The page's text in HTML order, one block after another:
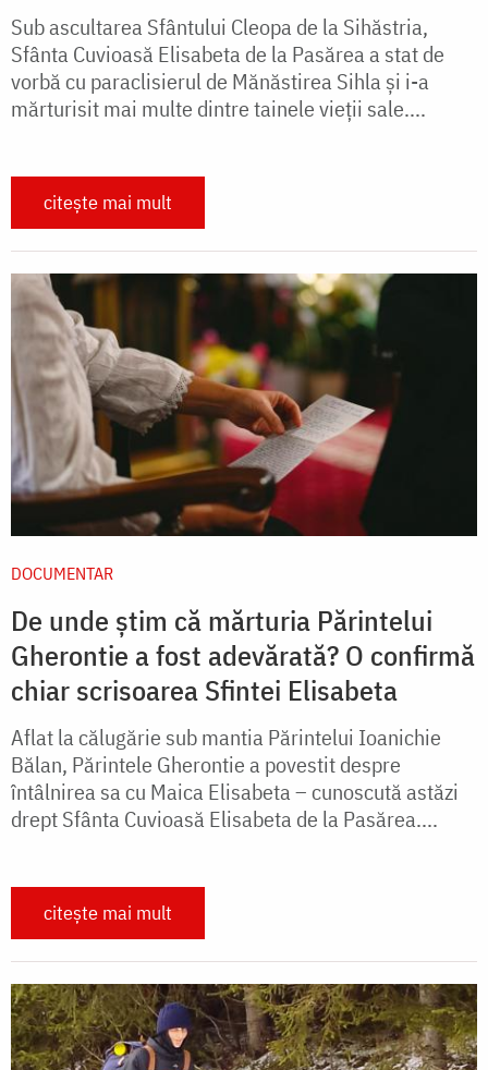
Sub ascultarea Sfântului Cleopa de la Sihăstria,
Sfânta Cuvioasă Elisabeta de la Pasărea a stat de
vorbă cu paraclisierul de Mănăstirea Sihla și i-a
mărturisit mai multe dintre tainele vieții sale....
citește mai mult
DOCUMENTAR
De unde știm că mărturia Părintelui
Gherontie a fost adevărată? O confirmă
chiar scrisoarea Sfintei Elisabeta
Aflat la călugărie sub mantia Părintelui Ioanichie
Bălan, Părintele Gherontie a povestit despre
întâlnirea sa cu Maica Elisabeta – cunoscută astăzi
drept Sfânta Cuvioasă Elisabeta de la Pasărea....
citește mai mult